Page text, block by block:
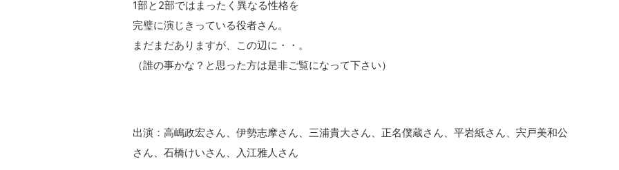
1部と2部ではまったく異なる性格を
完璧に演じきっている役者さん。
まだまだありますが、この辺に・・。
（誰の事かな？と思った方は是非ご覧になって下さい）
出演：高嶋政宏さん、伊勢志摩さん、三浦貴大さん、正名僕蔵さん、平岩紙さん、宍戸美和公
さん、石橋けいさん、入江雅人さん